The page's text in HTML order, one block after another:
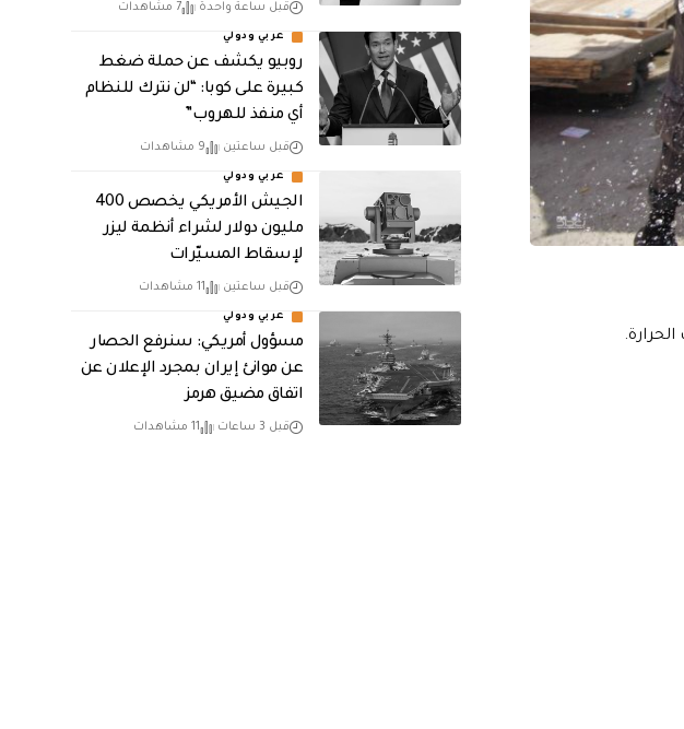
قبل ساعة واحدة 7 مشاهدات
عربي ودولي
روبيو يكشف عن حملة ضغط
كبيرة على كوبا: “لن نترك للنظام
أي منفذ للهروب”
قبل ساعتين 9 مشاهدات
عربي ودولي
الجيش الأمريكي يخصص 400
مليون دولار لشراء أنظمة ليزر
لإسقاط المسيّرات
قبل ساعتين 11 مشاهدات
عربي ودولي
مسؤول أمريكي: سنرفع الحصار
عن موانئ إيران بمجرد الإعلان عن
اتفاق مضيق هرمز
قبل 3 ساعات 11 مشاهدات